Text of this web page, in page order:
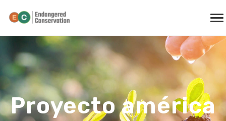
Proyecto américa